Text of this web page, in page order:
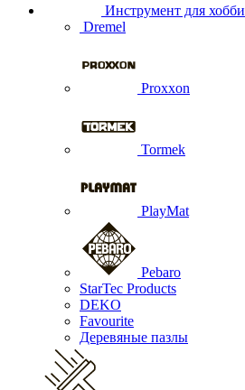
Инструмент для хобби
Dremel
Proxxon
Tormek
PlayMat
Pebaro
StarTec Products
DEKO
Favourite
Деревяные пазлы